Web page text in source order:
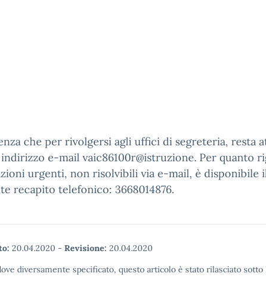
che per rivolgersi agli uffici di segreteria, resta
indirizzo e-mail vaic86100r@istruzione. Per quanto
urgenti, non risolvibili via e-mail, è disponibile
recapito telefonico: 3668014876.
20.04.2020 - Revisione: 20.04.2020
diversamente specificato, questo articolo è stato rilasciato